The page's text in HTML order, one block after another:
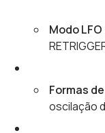
Modo LFO
Formas
oscilação